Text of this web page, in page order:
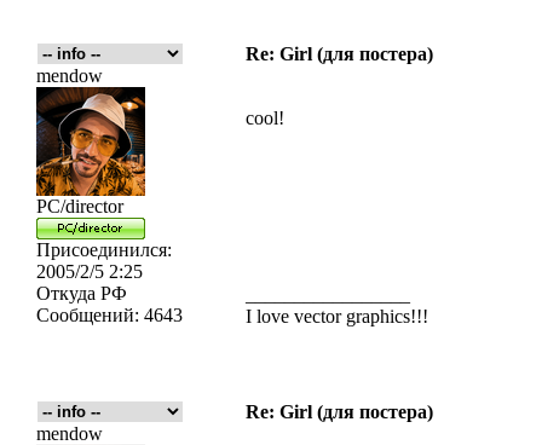
Re: Girl (для постера)
mendow
PC/director
Присоединился:
2005/2/5 2:25
Откуда РФ
Сообщений: 4643
cool!
I love vector graphics!!!
Re: Girl (для постера)
mendow